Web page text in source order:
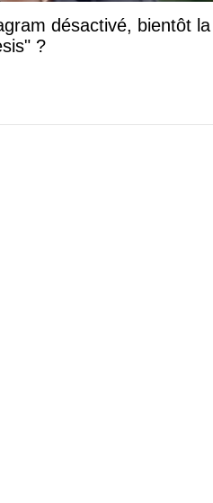
désactivé, bientôt la
?